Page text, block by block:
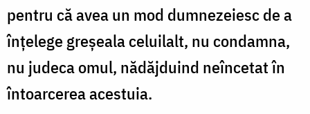
pentru că avea un mod dumnezeiesc de a
înțelege greșeala celuilalt, nu condamna,
nu judeca omul, nădăjduind neîncetat în
întoarcerea acestuia.